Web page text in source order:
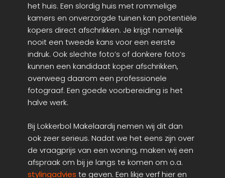
het huis. Een slordig huis met rommelige
kamers en onverzorgde tuinen kan potentiële
kopers direct afschrikken. Je krijgt namelijk
nooit een tweede kans voor een eerste
indruk. Ook slechte foto’s of donkere foto’s
kunnen een kandidaat koper afschrikken,
overweeg daarom een professionele
fotograaf. Een goede voorbereiding is het
halve werk.
Bij Lokkerbol Makelaardij nemen wij dit dan
ook zeer serieus. Nadat we het eens zijn over
de vraagprijs van een woning, maken wij een
afspraak om bij je langs te komen om o.a.
stylingadvies te geven. Een likje verf hier en